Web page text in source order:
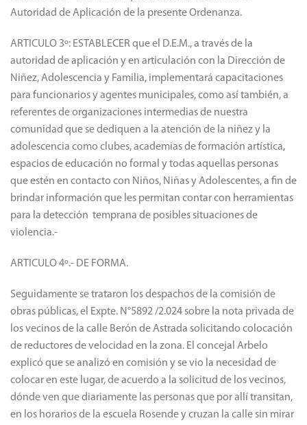
Autoridad de Aplicación de la presente Ordenanza.
ARTICULO 3º: ESTABLECER que el D.E.M., a través de la
autoridad de aplicación y en articulación con la Dirección de
Niñez, Adolescencia y Familia, implementará capacitaciones
para funcionarios y agentes municipales, como así también, a
referentes de organizaciones intermedias de nuestra
comunidad que se dediquen a la atención de la niñez y la
adolescencia como clubes, academias de formación artística,
espacios de educación no formal y todas aquellas personas
que estén en contacto con Niños, Niñas y Adolescentes, a fin de
brindar información que les permitan contar con herramientas
violencia.-
ARTICULO 4º.- DE FORMA.
Seguidamente se trataron los despachos de la comisión de
obras públicas, el Expte. N°5892 /2.024 sobre la nota privada de
los vecinos de la calle Berón de Astrada solicitando colocación
de reductores de velocidad en la zona. El concejal Arbelo
explicó que se analizó en comisión y se vio la necesidad de
colocar en este lugar, de acuerdo a la solicitud de los vecinos,